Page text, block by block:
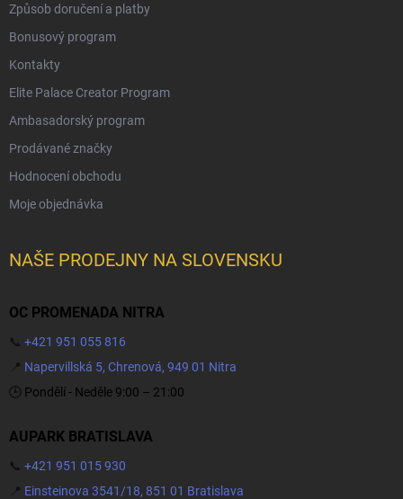
Způsob doručení a platby
Bonusový program
Kontakty
Elite Palace Creator Program
Ambasadorský program
Prodávané značky
Hodnocení obchodu
Moje objednávka
NAŠE PRODEJNY NA SLOVENSKU
OC PROMENADA NITRA
📞 +421 951 055 816
📍 Napervillská 5, Chrenová, 949 01 Nitra
🕒 Pondělí - Neděle 9:00 – 21:00
AUPARK BRATISLAVA
📞 +421 951 015 930
📍 Einsteinova 3541/18, 851 01 Bratislava